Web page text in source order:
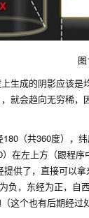
图
生成的阴影应该
就会趋向无穷稀
（共360度），
在左上方（跟程
供了，直接可以
负，东经为正，
这个也有后期经过